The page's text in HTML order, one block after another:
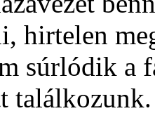
hirtelen
súrlódik a
találkozunk.